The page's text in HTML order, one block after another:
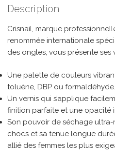
Description
Crisnail, marque
renommée internationale
des ongles, vous présente ses
Une palette de couleurs
toluène, DBP ou formaldéhyde.
Un vernis qui s’applique
finition parfaite et une opacité
Son pouvoir de séchage ultra-
chocs et sa tenue longue
allié des femmes les plus